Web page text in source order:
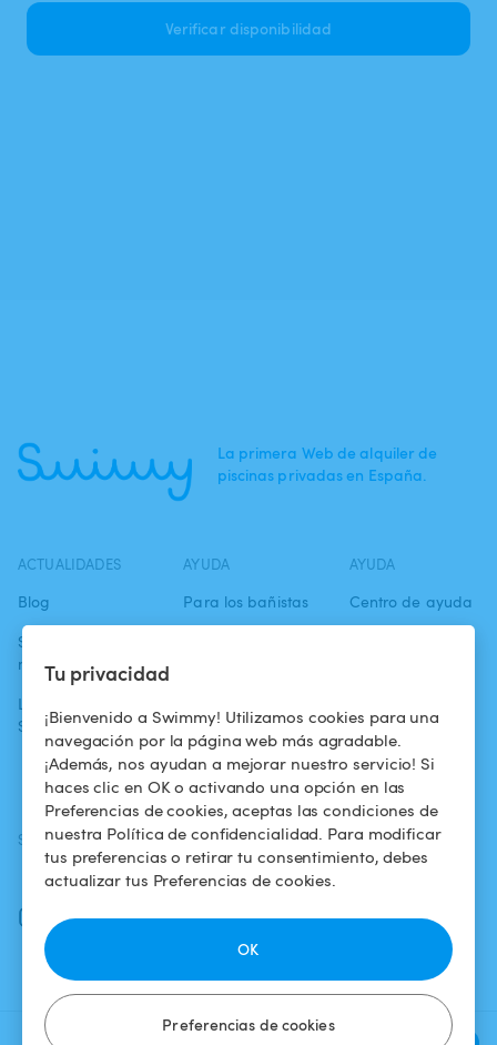
Tu privacidad
¡Bienvenido a Swimmy! Utilizamos cookies para una
navegación por la página web más agradable.
¡Además, nos ayudan a mejorar nuestro servicio! Si
haces clic en OK o activando una opción en las
Preferencias de cookies, aceptas las condiciones de
nuestra Política de confidencialidad. Para modificar
tus preferencias o retirar tu consentimiento, debes
actualizar tus Preferencias de cookies.
Preferencias de cookies
OK
Verificar disponibilidad
La primera Web de alquiler de
piscinas privadas en España.
ACTUALIDADES
Blog
Swimmy en los
medios
La aventura
Swimmy
AYUDA
Para los bañistas
piscina
¿Cómo funciona?
AYUDA
Centro de ayuda
confidencialidad
Aviso legal
SÍGUENOS
Facebook
Instagram
DESCARGAR LA APP